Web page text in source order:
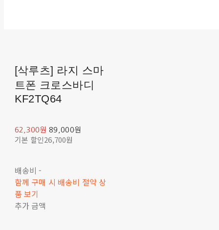
[삭루츠] 라지 스마
트폰 크로스바디
KF2TQ64
62,300원 89,000원
기본 할인26,700원
배송비 -
함께 구매 시 배송비 절약 상
품 보기
추가 금액